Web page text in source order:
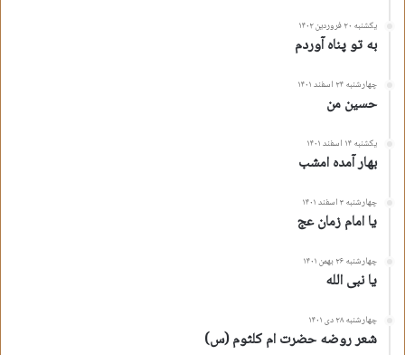
یکشنبه ۲۰ فروردین ۱۴۰۲
به تو پناه آوردم
چهارشنبه ۲۴ اسفند ۱۴۰۱
حسین من
یکشنبه ۱۴ اسفند ۱۴۰۱
بهار آمده امشب
چهارشنبه ۳ اسفند ۱۴۰۱
یا امام زمان عج
چهارشنبه ۲۶ بهمن ۱۴۰۱
یا نبی الله
چهارشنبه ۲۸ دی ۱۴۰۱
شعر روضه حضرت ام کلثوم (س)